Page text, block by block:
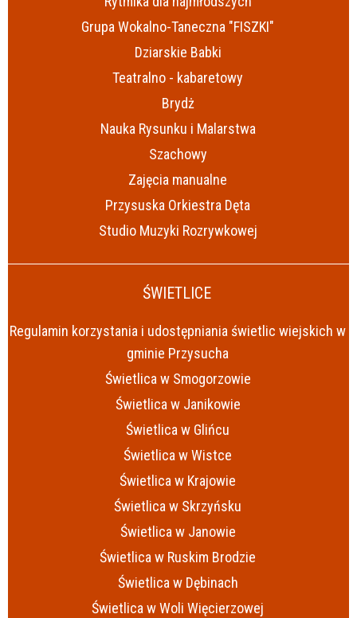
Grupa Wokalno-Taneczna "FISZKI"
Dziarskie Babki
Teatralno - kabaretowy
Brydż
Nauka Rysunku i Malarstwa
Szachowy
Zajęcia manualne
Przysuska Orkiestra Dęta
Studio Muzyki Rozrywkowej
ŚWIETLICE
Regulamin korzystania i udostępniania świetlic wiejskich w
gminie Przysucha
Świetlica w Smogorzowie
Świetlica w Janikowie
Świetlica w Glińcu
Świetlica w Wistce
Świetlica w Krajowie
Świetlica w Skrzyńsku
Świetlica w Janowie
Świetlica w Ruskim Brodzie
Świetlica w Dębinach
Świetlica w Woli Więcierzowej